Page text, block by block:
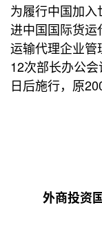
为履行中国加
进中国国际货
运输代理企业
12次部长办公
日后施行，原
外商投资